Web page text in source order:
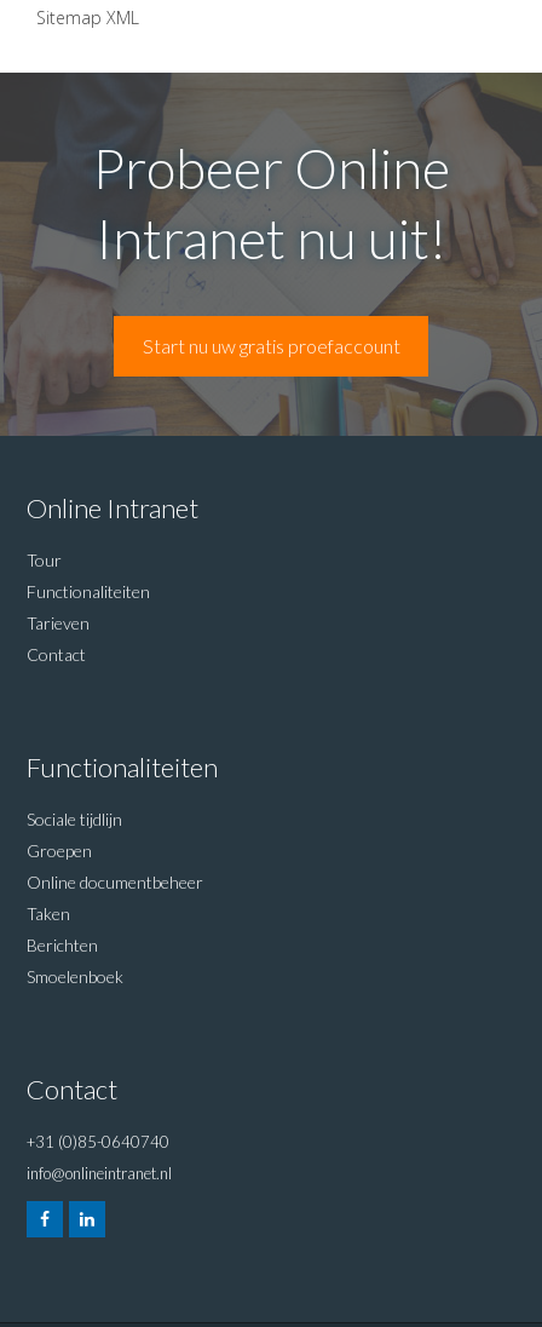
Sitemap XML
Probeer Online
Intranet nu uit!
Start nu uw gratis proefaccount
Online Intranet
Tour
Functionaliteiten
Tarieven
Contact
Functionaliteiten
Sociale tijdlijn
Groepen
Online documentbeheer
Taken
Berichten
Smoelenboek
Contact
+31 (0)85-0640740
info@onlineintranet.nl